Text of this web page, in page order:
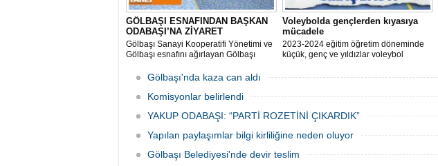
GÖLBAŞI ESNAFINDAN BAŞKAN
ODABAŞI’NA ZİYARET
Gölbaşı Sanayi Kooperatifi Yönetimi ve
Gölbaşı esnafını ağırlayan Gölbaşı
istişare ile yöneteceklerini belirterek
“Yeni projeleri hayata geçireceğiz.
Gölbaşı’mızın daha yaşanabilir, daha
Voleybolda gençlerden kıyasıya
mücadele
2023-2024 eğitim öğretim döneminde
küçük, genç ve yıldızlar voleybol
Gölbaşı'nda kaza can aldı
Komisyonlar belirlendi
YAKUP ODABAŞI: “PARTİ ROZETİNİ ÇIKARDIK”
Yapılan paylaşımlar bilgi kirliliğine neden oluyor
Gölbaşı Belediyesi'nde devir teslim